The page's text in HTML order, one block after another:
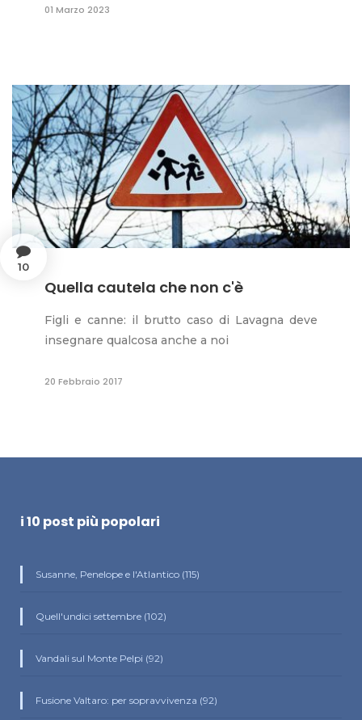
01 Marzo 2023
10
Quella cautela che non c'è
Figli e canne: il brutto caso di Lavagna deve
insegnare qualcosa anche a noi
20 Febbraio 2017
i 10 post più popolari
Susanne, Penelope e l'Atlantico (115)
Quell'undici settembre (102)
Vandali sul Monte Pelpi (92)
Fusione Valtaro: per sopravvivenza (92)